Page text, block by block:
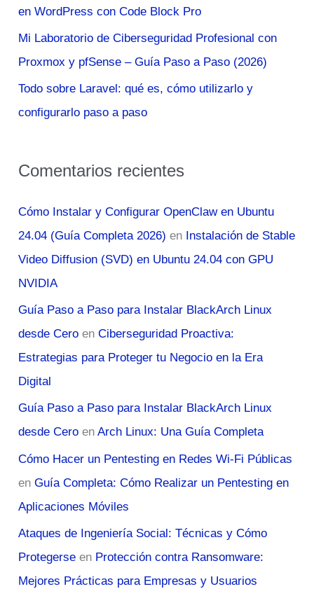
:en WordPress con Code Block Pro
Mi Laboratorio de Ciberseguridad Profesional con
Proxmox y pfSense – Guía Paso a Paso (2026)
Todo sobre Laravel: qué es, cómo utilizarlo y
configurarlo paso a paso
Comentarios recientes
Cómo Instalar y Configurar OpenClaw en Ubuntu
24.04 (Guía Completa 2026) en Instalación de Stable
Video Diffusion (SVD) en Ubuntu 24.04 con GPU
NVIDIA
Guía Paso a Paso para Instalar BlackArch Linux
desde Cero enCiberseguridad Proactiva:
Estrategias para Proteger tu Negocio en la Era
Digital
Guía Paso a Paso para Instalar BlackArch Linux
desde Cero enArch Linux: Una Guía Completa
Cómo Hacer un Pentesting en Redes Wi-Fi Públicas
enGuía Completa: Cómo Realizar un Pentesting en
Aplicaciones Móviles
Ataques de Ingeniería Social: Técnicas y Cómo
Protegerse en Protección contra Ransomware:
Mejores Prácticas para Empresas y Usuarios